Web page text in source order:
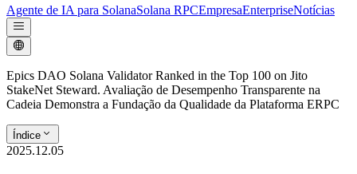
Agente de IA para SolanaSolana RPCEmpresaEnterpriseNotícias
Epics DAO Solana Validator Ranked in the Top 100 on Jito
StakeNet Steward. Avaliação de Desempenho Transparente na
Cadeia Demonstra a Fundação da Qualidade da Plataforma ERPC
Índice
2025.12.05